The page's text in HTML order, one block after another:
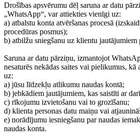
Drošības apsvērumu dēļ saruna ar datu
„WhatsApp“, var attiekties vienīgi uz:
a) atbalstu konta atvēršanas procesā
procedūras posmus);
b) atbilžu sniegšanu uz klientu
Saruna ar datu pārziņu, izmantojot
nesaturēs nekādas saites vai pielikumus, kā
uz:
a) jūsu līdzekļu atlikumu naudas kontā;
b) jebkādiem jautājumiem, kas saistīti ar
c) rīkojumu izvietošanu vai to grozīšanu;
d) klienta personas datu maiņu vai
e) norādījumu iesniegšanu par naudas
naudas konta.